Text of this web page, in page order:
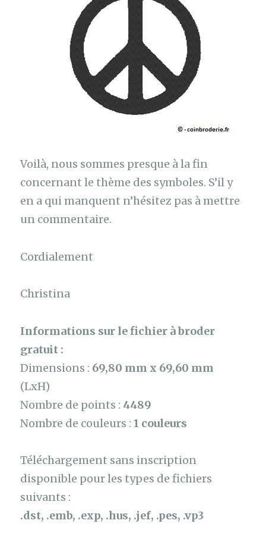
Voilà, nous sommes presque à la fin
concernant le thème des symboles. S’il y
en a qui manquent n’hésitez pas à mettre
un commentaire.
Cordialement
Christina
Informations sur le fichier à broder
gratuit :
Dimensions : 69,80 mm x 69,60 mm
(LxH)
Nombre de points : 4489
Nombre de couleurs :1 couleurs
Téléchargement sans inscription
disponible pour les types de fichiers
suivants :
.dst, .emb, .exp, .hus, .jef, .pes, .vp3